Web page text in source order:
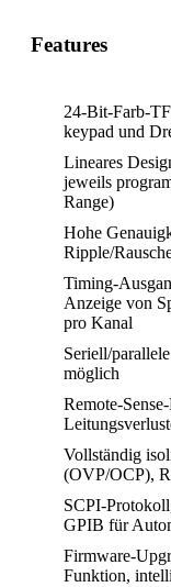
Features
24-Bit-Farb-
keypad und
Lineares
jeweils
Range)
Hohe
Ripple/
Timing-
Anzeige von
pro Kanal
Seriell/
möglich
Remote-
Vollständig
(OVP/OCP),
SCPI-
GPIB für
Firmware-
Funktion,